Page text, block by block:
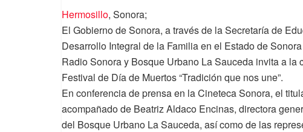
Hermosillo, Sonora;
El Gobierno de Sonora, a través de la Secretaría de
Desarrollo Integral de la Familia en el Estado de
Radio Sonora y Bosque Urbano La Sauceda invita a
Festival de Día de Muertos “Tradición que nos une”.
En conferencia de prensa en la Cineteca Sonora, el
acompañado de Beatriz Aldaco Encinas, directora
del Bosque Urbano La Sauceda, así como de las